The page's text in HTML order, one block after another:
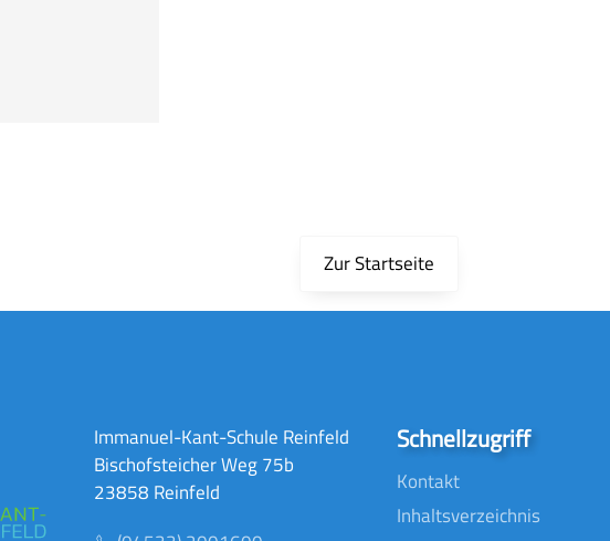
Zur Startseite
Immanuel-Kant-Schule Reinfeld
Bischofsteicher Weg 75b
23858 Reinfeld
Schnellzugriff
Kontakt
Inhaltsverzeichnis